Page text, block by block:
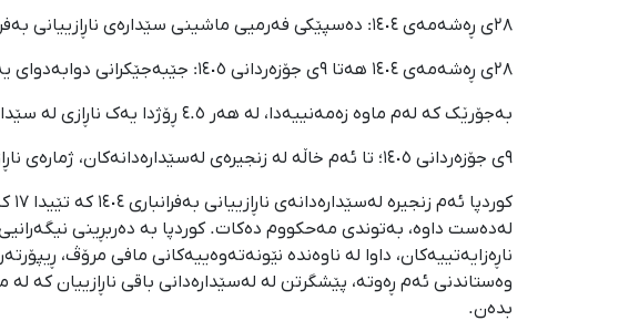
٢٨ی ڕەشەمەی ١٤٠٤: دەسپێکی فەرمیی ماشینی سێدارەی ناڕازییانی بەفرانبار (جێبەجێکردنی یەکەمین حوکمی سێدارە).
٢٨ی ڕەشەمەی ١٤٠٤ هەتا ٩ی جۆزەردانی ١٤٠٥: جێبەجێکرانی دوابەدوای یەک و زنجیرەیی حوکمەکانی سێدارە؛
بەجۆرێک کە لەم ماوە زەمەنییەدا، لە هەر ٤.٥ ڕۆژدا یەک ناڕازی لە سێدارە دراوە.
٩ی جۆزەردانی ١٤٠٥؛ تا ئەم خاڵە لە زنجیرەی لەسێدارەدانەکان، ژمارەی ناڕازییانی لەسێدارەدراو گەیشتووەتە ١٧ کەس.
لەدەست داوە، بەتوندی مەحکووم دەکات. کوردپا بە دەربڕینی
ناڕەزایەتییەکان، داوا لە ناوەندە نێونەتەوەییەکانی مافی مرۆڤ،
وەستاندنی ئەم ڕەوتە، پێشگرتن لە لەسێدارەدانی باقی ناڕازییان
بدەن.